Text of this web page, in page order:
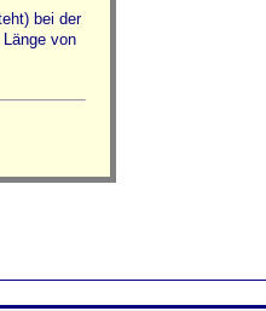
bei der
von